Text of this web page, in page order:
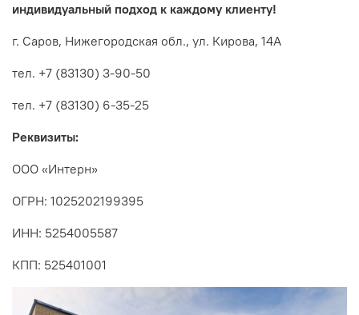
индивидуальный подход к каждому клиенту!
г. Саров, Нижегородская обл., ул. Кирова, 14А
тел. +7 (83130) 3-90-50
тел. +7 (83130) 6-35-25
Реквизиты:
ООО «Интерн»
ОГРН: 1025202199395
ИНН: 5254005587
КПП: 525401001